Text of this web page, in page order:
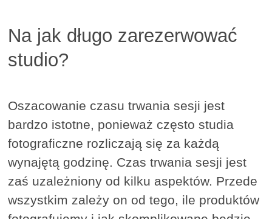
Na jak długo zarezerwować
studio?
Oszacowanie czasu trwania sesji jest
bardzo istotne, ponieważ często studia
fotograficzne rozliczają się za każdą
wynajętą godzinę. Czas trwania sesji jest
zaś uzależniony od kilku aspektów. Przede
wszystkim zależy on od tego, ile produktów